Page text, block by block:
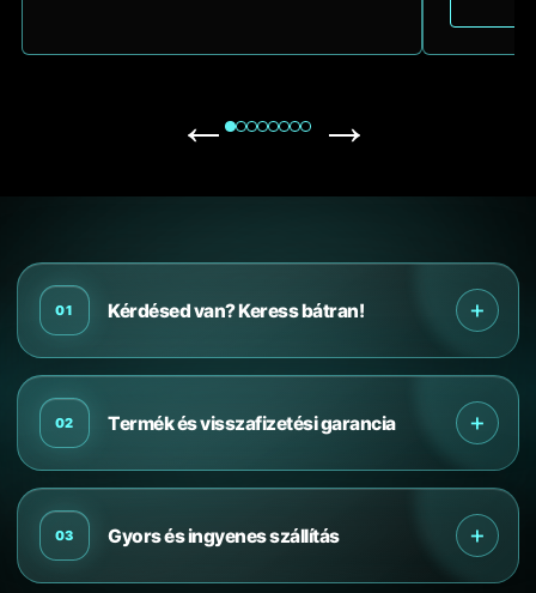
← →
Ö
s
s
z
e
c
s
u
01 Kérdésed van? Keress bátran! +
02 Termék és visszafizetési garancia +
03 Gyors és ingyenes szállítás +